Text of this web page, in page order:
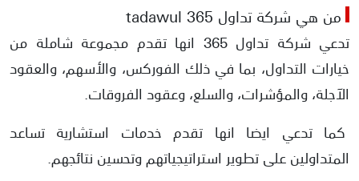
كيف اشتكي على شركة نصابة؟
استرداد اموال الاحتيال من الشركات النصابة
من هي شركة تداول tadawul 365
تدعي شركة تداول 365 انها تقدم مجموعة شاملة من
خيارات التداول، بما في ذلك الفوركس، والأسهم، والعقود
الآجلة، والمؤشرات، والسلع، وعقود الفروقات.
كما تدعي ايضا انها تقدم خدمات استشارية تساعد
المتداولين على تطوير استراتيجياتهم وتحسين نتائجهم.